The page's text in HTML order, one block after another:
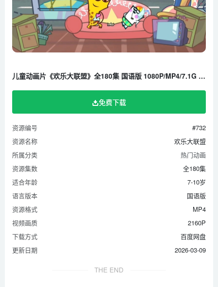
儿童动画片《欢乐大联盟》全180集 国语版 1080P/MP4/7.1G 百度云网盘下载
免费下载
资源编号
#732
资源名称
欢乐大联盟
所属分类
热门动画
资源集数
全180集
适合年龄
7-10岁
语言版本
国语版
资源格式
MP4
视频画质
2160P
下载方式
百度网盘
更新日期
2026-03-09
THE END